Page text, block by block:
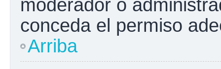
moderador o
conceda el permiso
Arriba